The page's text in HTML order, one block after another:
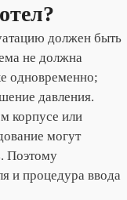
должен быть
не должна
одновременно;
давления.
корпусе или
могут
Поэтому
и процедура ввода